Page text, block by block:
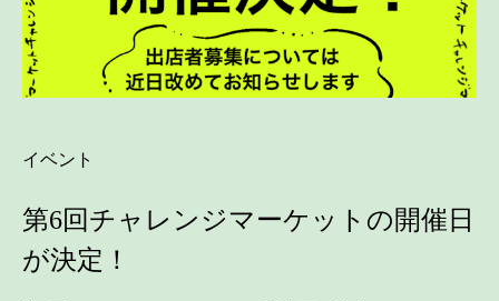
イベント
第6回チャレンジマーケットの開催日
が決定！